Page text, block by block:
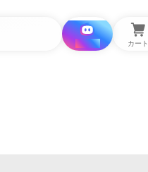
i と探す カート